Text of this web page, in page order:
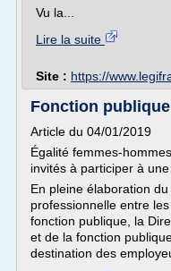
Vu la...
Lire la suite
Site : https://
Fonction
Article du 04/01/2019
Égalité femmes-
invités à participer à
En pleine élaboration
professionnelle entre
fonction publique, la
et de la fonction
destination des